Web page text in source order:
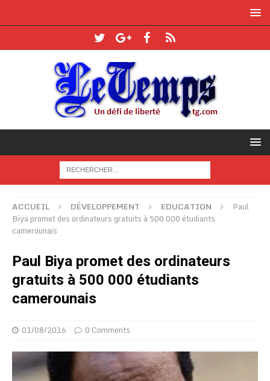
ACCUEIL DÉVELOPPEMENT EDUCATION
Paul
Biya promet des ordinateurs gratuits à 500 000 étudiants
camerounais
Paul Biya promet des ordinateurs
gratuits à 500 000 étudiants
camerounais
01/08/2016 0 Comments